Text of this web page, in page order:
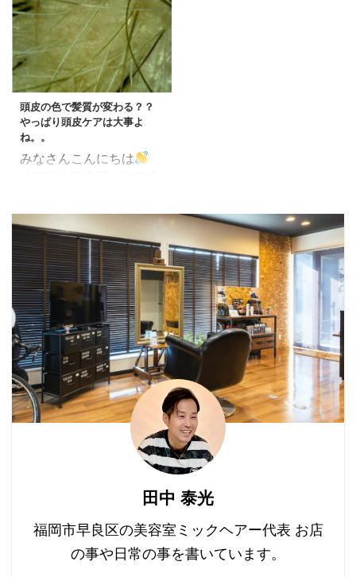
のボリュームを増やす科
学 実践方法：日常生活で
できること 専門的治療法
とその応用 まとめと今後
の展望 FAQ 髪の成長の
基礎知識 髪の毛は、毛根
から成 ...
のある方 髪の毛のパサつ
きが気になり、髪に艶が
でない方 アイロンやコテ
などを使用される方 頭皮
のトラブル、敏感肌、抜
け毛が気になる方 とにか
く髪の毛を痛ませたくな
い方 普段のドライヤーが
む・体も肌も全身に使え
る。 マイナス電子・育成
光線 2大エネルギーの力
で 美髪に復元！ 毛髪の
タンパクを硬化 させない
で しなやかな美髪に 復
元 ...
頭皮の色で髪質が変わる？？
やっぱり頭皮ケアは大事よ
ね。。
みなさんこんにちは
す。 綺麗な髪の毛にして
いくためには、まずは
「ご自身の頭皮環境を知
る」 ということが大事か
と思います。 頭皮の色で
あったり、毛穴の状態、
根元の髪の毛の状態な
ど。。。 健康状態の頭皮
は「青白く透明感のある
頭皮」だといわれていま
す。 頭皮のキメなんかも
みえると理想ですね。 お
子ちゃまの頭皮はキメが
見えるんですよねぇ。。
トレスによる酸化した状
態で、エイジング毛が増
える要因とも言われてい
ます。 毛の艶がなくな
田中 泰光
福岡市早良区の美容室ミックヘアー代表 お店
の事や日常の事を書いています。